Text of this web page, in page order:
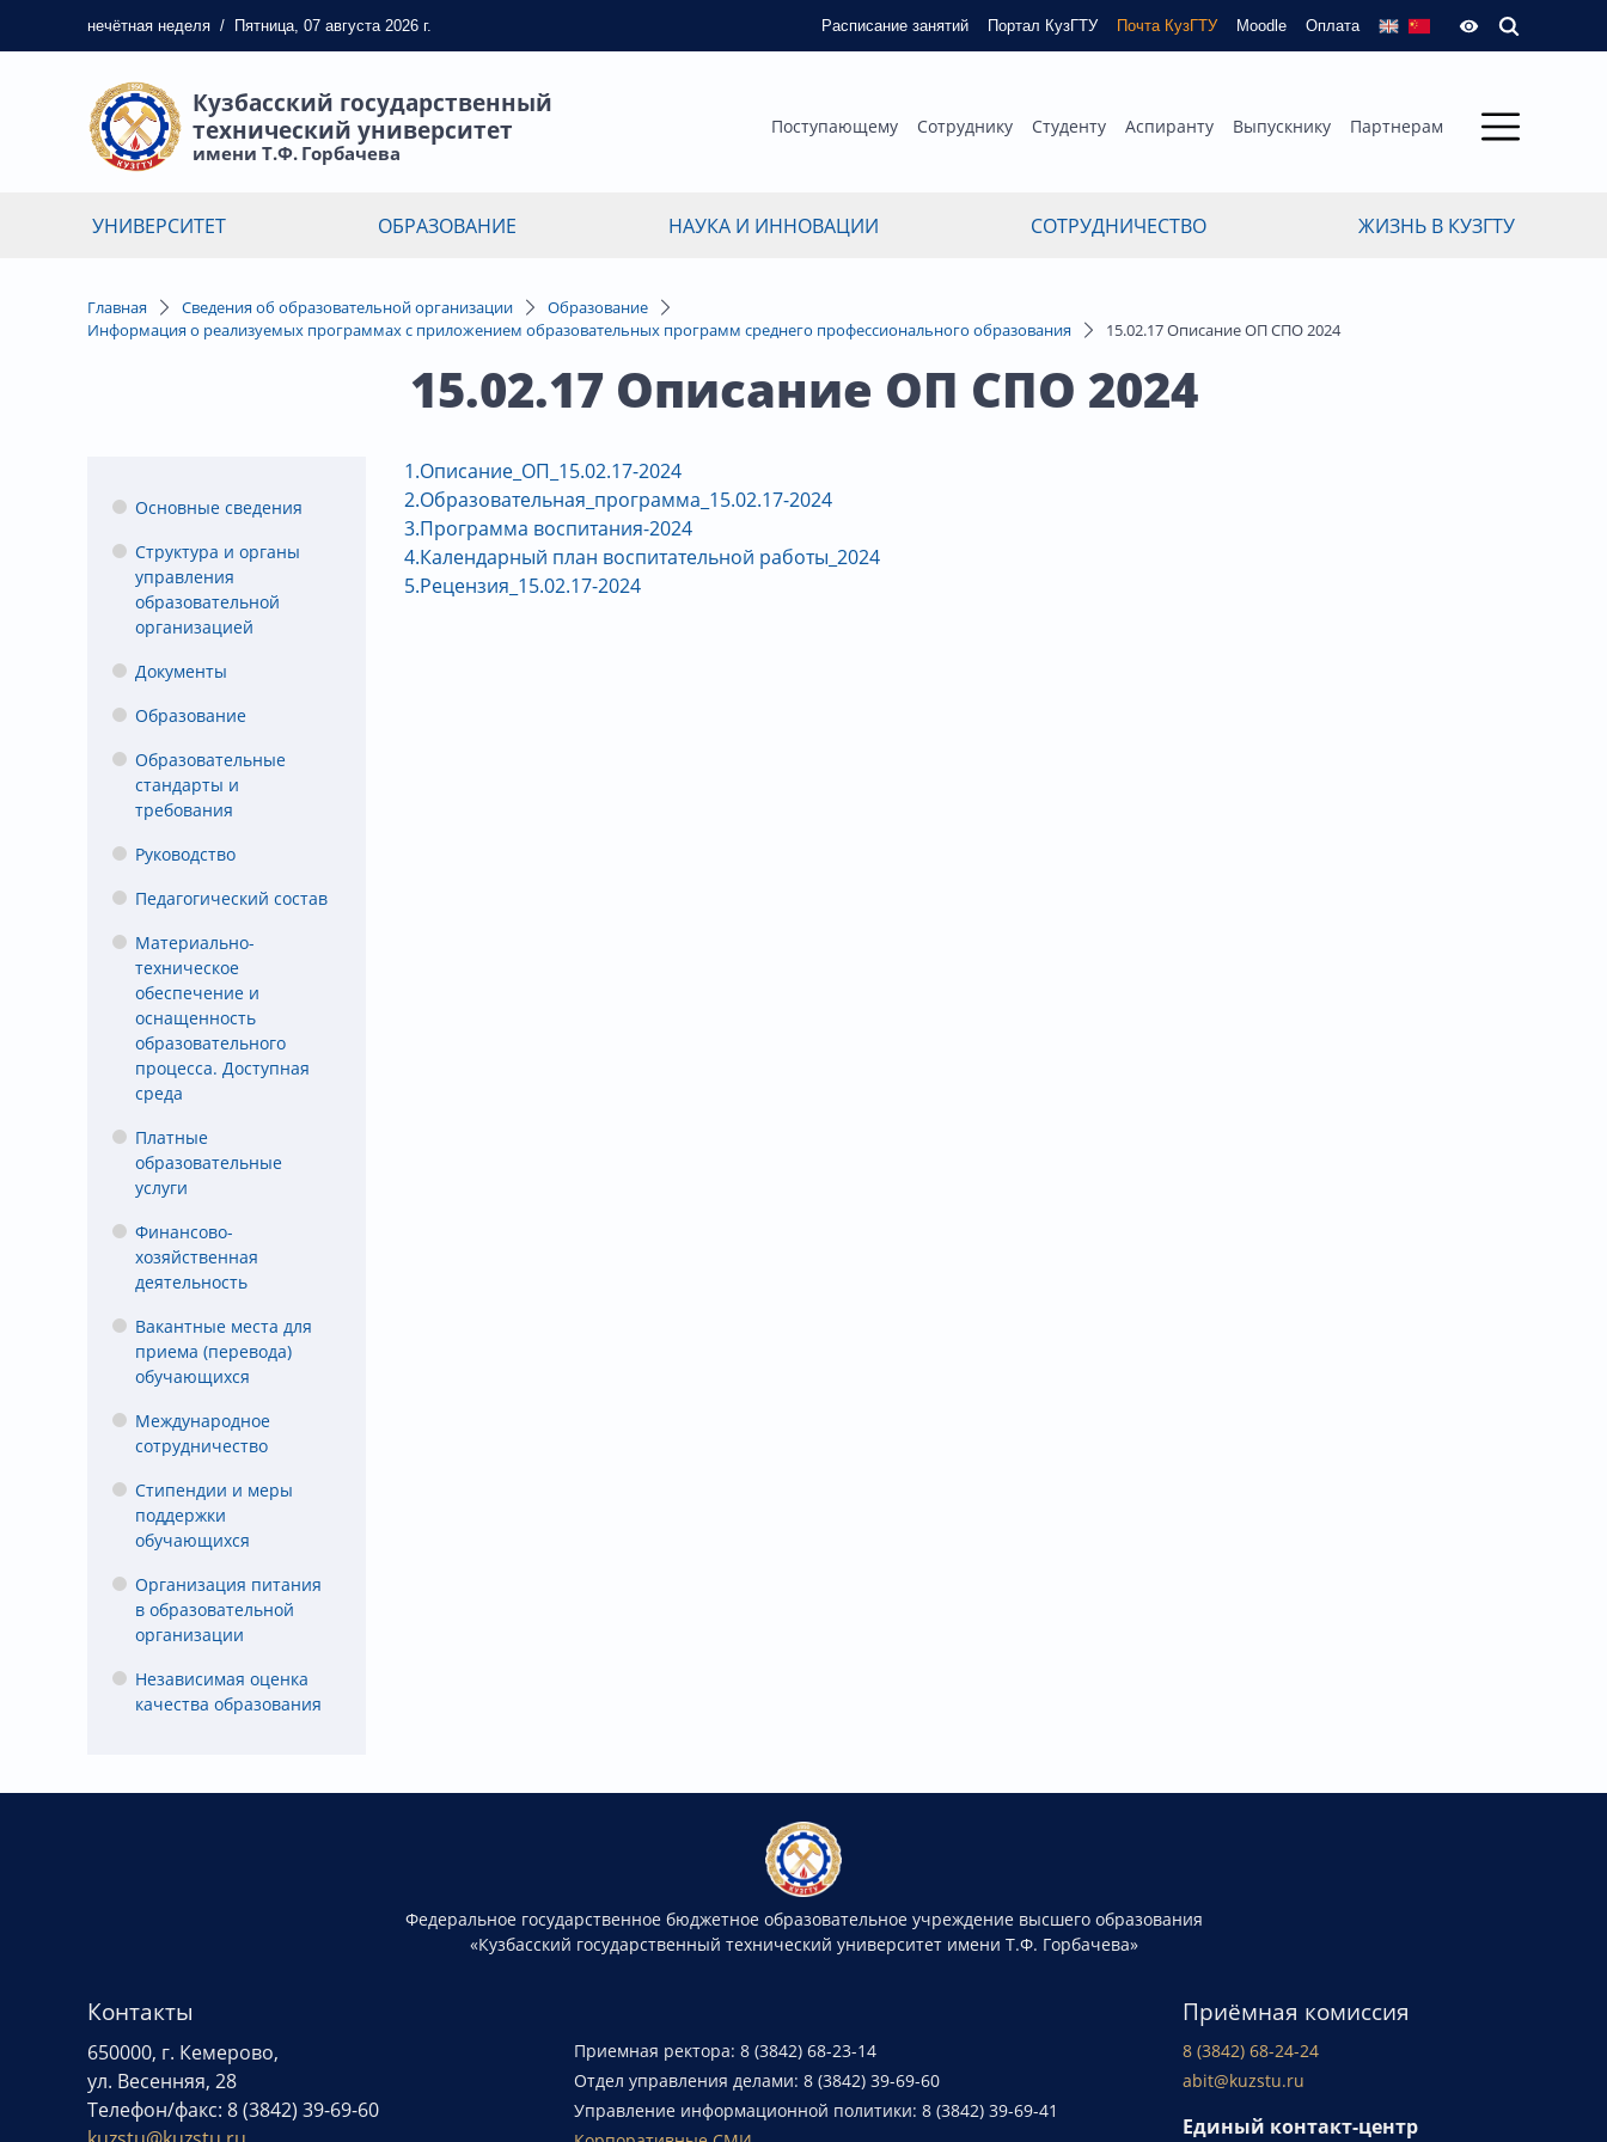
нечётная неделя / Пятница, 07 августа 2026 г. Расписание занятий Портал КузГТУ Почта КузГТУ Moodle Оплата
Кузбасский государственный
технический университет
имени Т.Ф. Горбачева
Поступающему Сотруднику Студенту Аспиранту Выпускнику Партнерам
УНИВЕРСИТЕТ ОБРАЗОВАНИЕ НАУКА И ИННОВАЦИИ СОТРУДНИЧЕСТВО ЖИЗНЬ В КУЗГТУ
Главная Сведения об образовательной организации
Образование
Информация о реализуемых программах с приложением образовательных программ среднего профессионального образования
15.02.17 Описание ОП СПО 2024
15.02.17 Описание ОП СПО 2024
Основные сведения
Структура и органы
управления
образовательной
организацией
Документы
Образование
Образовательные
стандарты и
требования
Руководство
Педагогический состав
Материально-
техническое
обеспечение и
оснащенность
образовательного
процесса. Доступная
среда
Платные
образовательные
услуги
Финансово-
хозяйственная
деятельность
Вакантные места для
приема (перевода)
обучающихся
Международное
сотрудничество
Стипендии и меры
поддержки
обучающихся
Организация питания
в образовательной
организации
Независимая оценка
качества образования
1.Описание_ОП_15.02.17-2024
2.Образовательная_программа_15.02.17-2024
3.Программа воспитания-2024
4.Календарный план воспитательной работы_2024
5.Рецензия_15.02.17-2024
Федеральное государственное бюджетное образовательное учреждение высшего образования
«Кузбасский государственный технический университет имени Т.Ф. Горбачева»
Контакты
650000, г. Кемерово,
ул. Весенняя, 28
Телефон/факс: 8 (3842) 39-69-60
Приемная ректора: 8 (3842) 68-23-14
Отдел управления делами: 8 (3842) 39-69-60
Управление информационной политики: 8 (3842) 39-69-41
Приёмная комиссия
8 (3842) 68-24-24
abit@kuzstu.ru
Единый контакт-центр